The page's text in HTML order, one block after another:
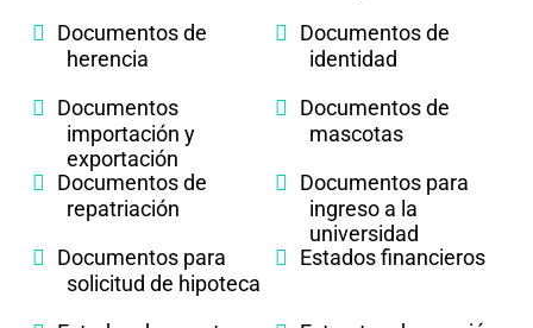
Documentos de
herencia
Documentos de
identidad
Documentos
importación y
exportación
Documentos de
mascotas
Documentos de
repatriación
Documentos para
ingreso a la
universidad
Documentos para
solicitud de hipoteca
Estados financieros